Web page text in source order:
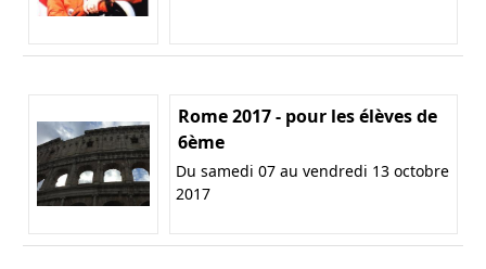
Rome 2017 - pour les élèves de
6ème
Du samedi 07 au vendredi 13 octobre
2017